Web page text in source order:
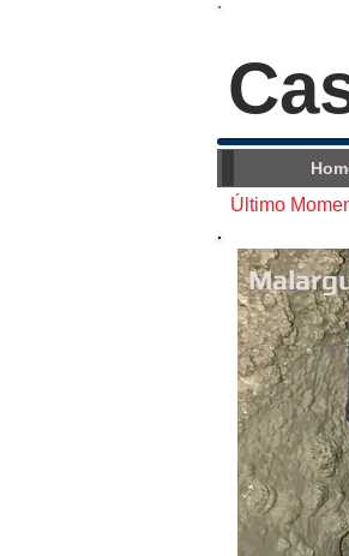
Último